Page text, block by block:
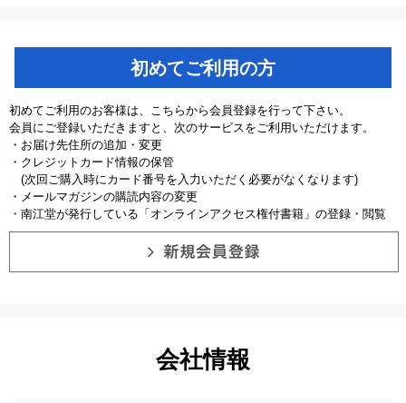
初めてご利用の方
初めてご利用のお客様は、こちらから会員登録を行って下さい。
会員にご登録いただきますと、次のサービスをご利用いただけます。
・お届け先住所の追加・変更
・クレジットカード情報の保管
(次回ご購入時にカード番号を入力いただく必要がなくなります)
・メールマガジンの購読内容の変更
・南江堂が発行している「オンラインアクセス権付書籍」の登録・閲覧
会社情報